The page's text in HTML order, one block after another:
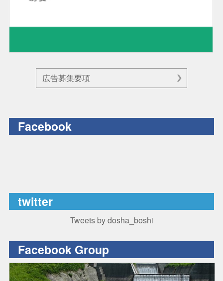
広告募集要項
Facebook
twitter
Tweets by dosha_boshi
Facebook Group